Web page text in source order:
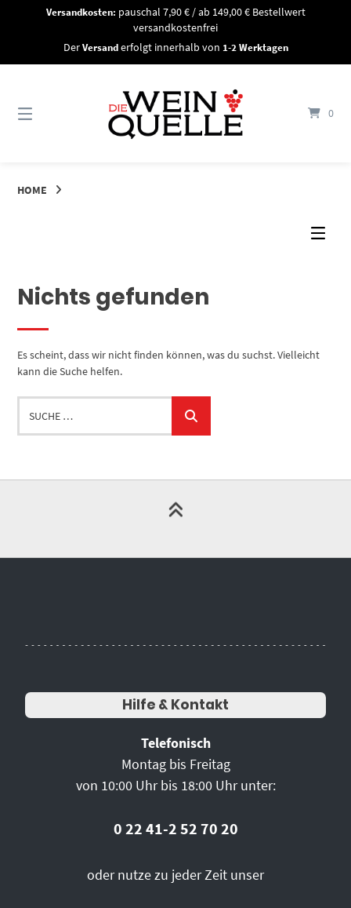
Versandkosten: pauschal 7,90 € / ab 149,00 € Bestellwert
versandkostenfrei
DerVersanderfolgt innerhalb von 1-2 Werktagen
0
HOME
Nichts gefunden
Es scheint, dass wir nicht finden können, was du suchst. Vielleicht
kann die Suche helfen.
Suche
Hilfe & Kontakt
Telefonisch
Montag bis Freitag
von 10:00 Uhr bis 18:00 Uhr unter:
0 22 41-2 52 70 20
oder nutze zu jeder Zeit unser